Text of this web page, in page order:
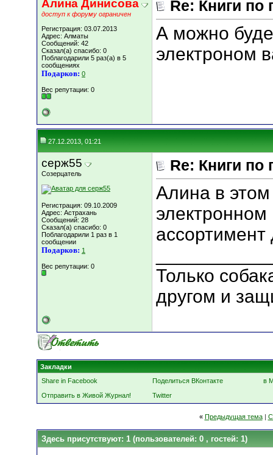
Алина Динисова
доступ к форуму ограничен
Регистрация: 03.07.2013
Адрес: Алматы
Сообщений: 42
Сказал(а) спасибо: 0
Поблагодарили 5 раз(а) в 5
сообщениях
Подарков: 0
Вес репутации: 0
Re: Книги по
А можно
электроном
27.12.2013, 01:21
серж55
Созерцатель
Регистрация: 09.10.2009
Адрес: Астрахань
Сообщений: 28
Сказал(а) спасибо: 0
Поблагодарили 1 раз в 1
сообщении
Подарков: 1
Вес репутации: 0
Re: Книги по
Алина в этом
Только
другом и
Закладки
Share in Facebook
Поделиться ВКонтакте
в
Отправить в Живой Журнал!
Twitter
« Предыдущая тема|
Здесь присутствуют: 1 (пользователей: 0 , гостей: 1)